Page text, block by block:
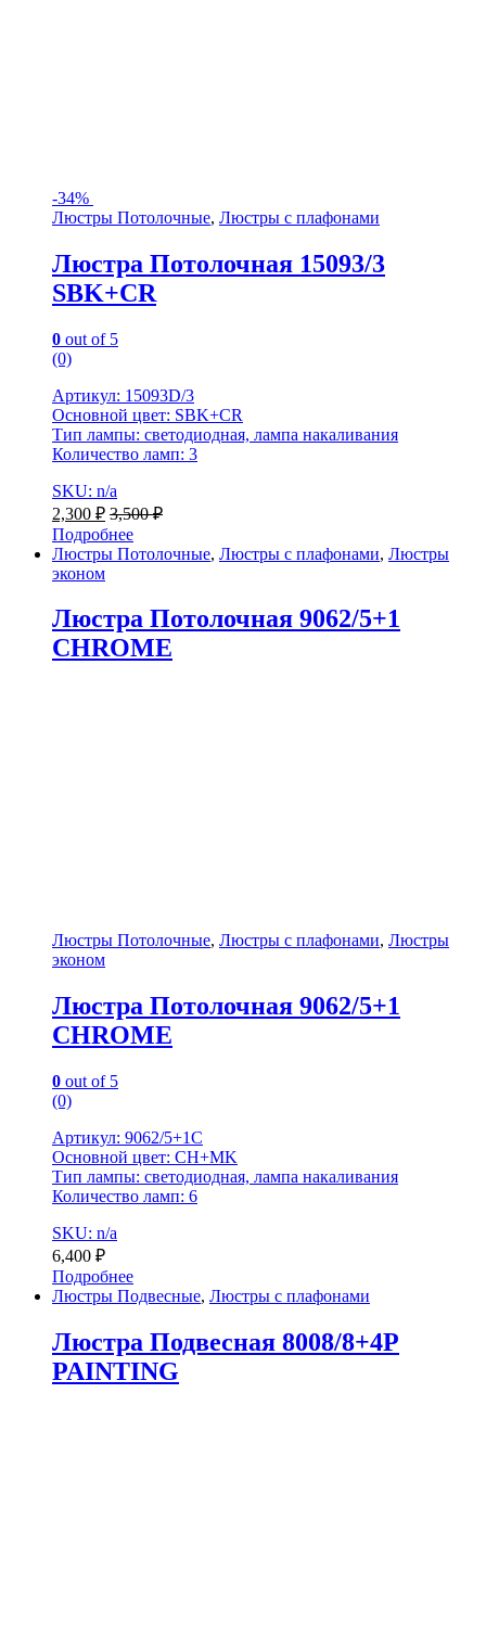
-34%
Люстры Потолочные, Люстры с плафонами
Люстра Потолочная 15093/3
SBK+CR
0 out of 5
(0)
Артикул: 15093D/3
Основной цвет: SBK+CR
Тип лампы: светодиодная, лампа накаливания
Количество ламп: 3
SKU: n/a
2,300 ₽ 3,500₽
Подробнее
Люстры Потолочные, Люстры с плафонами, Люстры
эконом
Люстра Потолочная 9062/5+1
CHROME
Люстры Потолочные, Люстры с плафонами, Люстры
эконом
Люстра Потолочная 9062/5+1
CHROME
0 out of 5
(0)
Артикул: 9062/5+1C
Основной цвет: CH+MK
Тип лампы: светодиодная, лампа накаливания
Количество ламп: 6
SKU: n/a
6,400 ₽
Подробнее
Люстры Подвесные, Люстры с плафонами
Люстра Подвесная 8008/8+4P
PAINTING